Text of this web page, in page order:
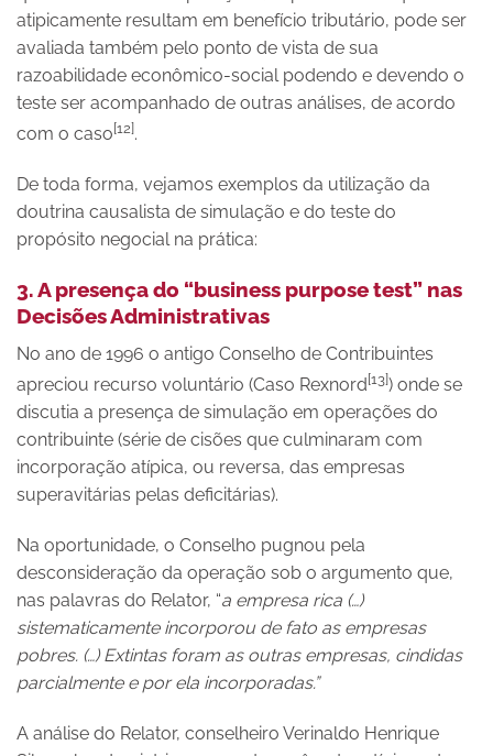
atipicamente resultam em benefício tributário, pode ser
avaliada também pelo ponto de vista de sua
razoabilidade econômico-social podendo e devendo o
teste ser acompanhado de outras análises, de acordo
com o caso[12].
De toda forma, vejamos exemplos da utilização da
doutrina causalista de simulação e do teste do
propósito negocial na prática:
3. A presença do “business purpose test” nas
Decisões Administrativas
No ano de 1996 o antigo Conselho de Contribuintes
apreciou recurso voluntário (Caso Rexnord[13]) onde se
discutia a presença de simulação em operações do
contribuinte (série de cisões que culminaram com
incorporação atípica, ou reversa, das empresas
superavitárias pelas deficitárias).
Na oportunidade, o Conselho pugnou pela
desconsideração da operação sob o argumento que,
nas palavras do Relator, “a empresa rica (…)
sistematicamente incorporou de fato as empresas
pobres. (…) Extintas foram as outras empresas, cindidas
parcialmente e por ela incorporadas.”
A análise do Relator, conselheiro Verinaldo Henrique